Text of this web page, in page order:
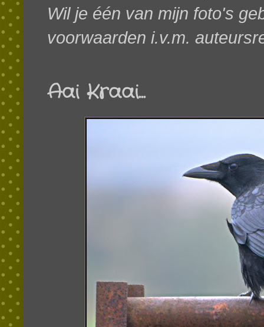
Wil je één van mijn foto's
voorwaarden i.v.m.
Aai Kraai...